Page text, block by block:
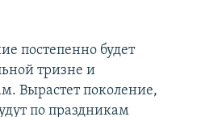
постепенно будет
тризне и
Вырастет поколение,
по праздникам